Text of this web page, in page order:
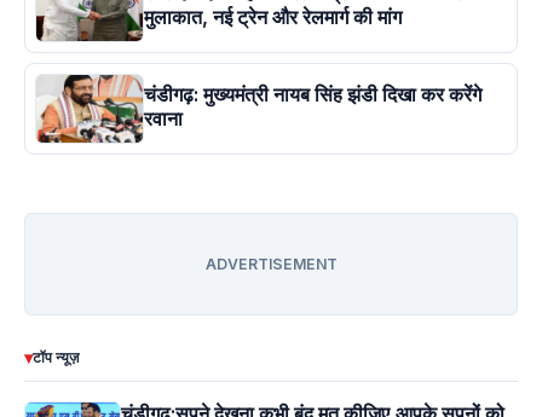
मुलाकात, नई ट्रेन और रेलमार्ग की मांग
चंडीगढ़: मुख्यमंत्री नायब सिंह झंडी दिखा कर करेंगे
रवाना
ADVERTISEMENT
▾टॉप न्यूज़